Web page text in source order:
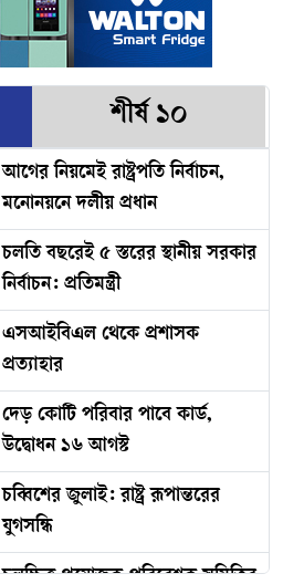
শীর্ষ ১০
আগের নিয়মেই রাষ্ট্রপতি নির্বাচন,
মনোনয়নে দলীয় প্রধান
চলতি বছরেই ৫ স্তরের স্থানীয় সরকার
নির্বাচন: প্রতিমন্ত্রী
এসআইবিএল থেকে প্রশাসক
প্রত্যাহার
দেড় কোটি পরিবার পাবে কার্ড,
উদ্বোধন ১৬ আগস্ট